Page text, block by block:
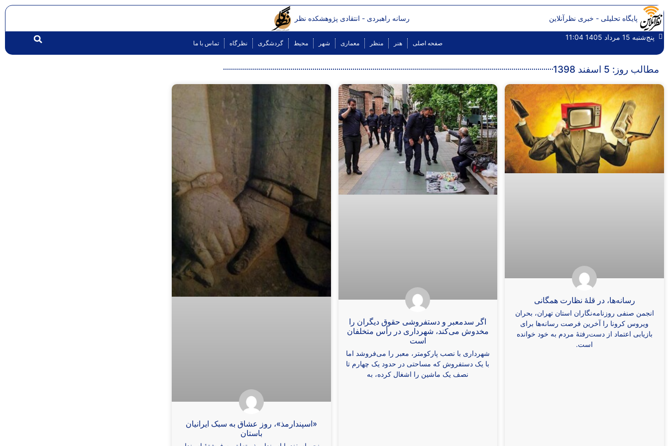
پایگاه تحلیلی - خبری نظرآنلاین رسانه راهبردی - انتقادی پژوهشکده نظر
پنج‌شنبه 15 مرداد 1405 11:04
صفحه اصلی هنر منظر معماری شهر محیط گردشگری نظرگاه تماس با ما
مطالب روز: 5 اسفند 1398
رسانه‌ها، در قلۀ نظارت همگانی
انجمن صنفی روزنامه‌نگاران استان تهران، بحران
ویروس کرونا را آخرین فرصت رسانه‌ها برای
بازیابی اعتماد از دست‌رفتۀ مردم به خود خوانده
است.
اگر سدمعبر و دستفروشی حقوق دیگران را
مخدوش می‌کند، شهرداری در رأس متخلفان
است
شهرداری با نصب پارکومتر، معبر را می‌فروشد اما
با یک دستفروش که مساحتی در حدود یک چهارم تا
نصف یک ماشین را اشغال کرده، به
«اسپندارمذ»، روز عشاق به سبک ایرانیان
باستان